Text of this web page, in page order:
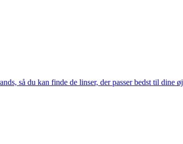
så du kan finde de linser, der passer bedst til dine